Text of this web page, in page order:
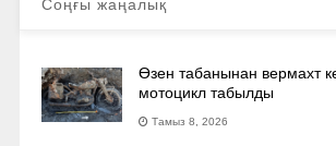
Соңғы жаңалық
Өзен табанынан вермахт
мотоцикл табылды
Тамыз 8, 2026